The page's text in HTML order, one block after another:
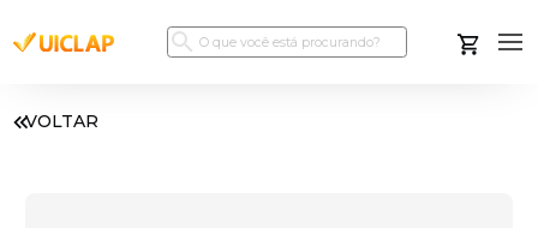
VOLTAR